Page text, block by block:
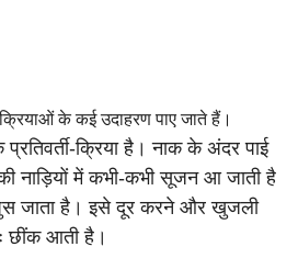
क्रियाओं के कई उदाहरण पाए जाते हैं।
क्रिया है।नाक के अंदर पाई
नाड़ियों में कभी-कभीसूजन आ जाती है
घुस जाता है। इसे दूर करने औरखुजली
छींक आती है।